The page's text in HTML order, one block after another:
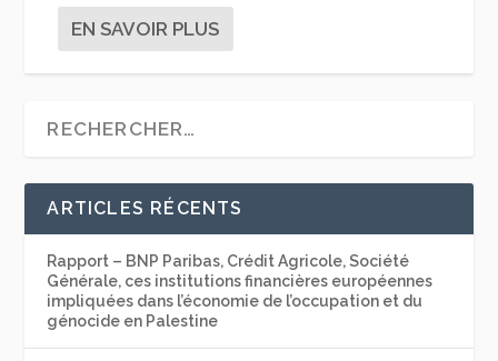
EN SAVOIR PLUS
ARTICLES RÉCENTS
Rapport – BNP Paribas, Crédit Agricole, Société
Générale, ces institutions financières européennes
impliquées dans l’économie de l’occupation et du
génocide en Palestine